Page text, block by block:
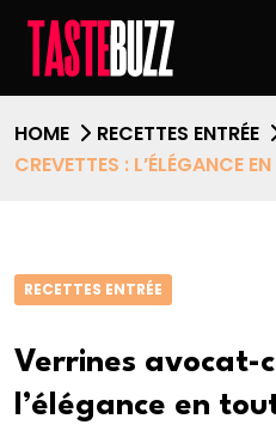
HOME RECETTES ENTRÉE
CREVETTES : L’ÉLÉGANCE
RECETTES ENTRÉE
Verrines avocat-
l’élégance en